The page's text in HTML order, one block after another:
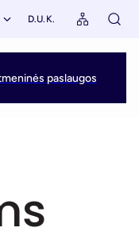
D.U.K.
paslaugos